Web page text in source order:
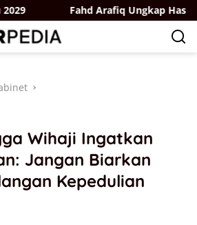
Fahd Arafiq Ungkap Hasil
Wihaji Ingatkan
Jangan Biarkan
Kepedulian